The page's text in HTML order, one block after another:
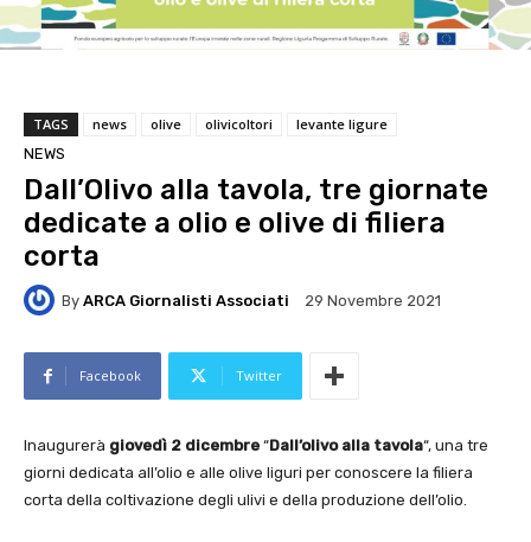
TAGS news olive olivicoltori
levante ligure
NEWS
Dall’Olivo alla tavola, tre giornate
dedicate a olio e olive di filiera
corta
By ARCA Giornalisti Associati 29 Novembre 2021
Facebook Twitter
Inaugurerà giovedì 2 dicembre “Dall’olivo alla tavola“, una tre
giorni dedicata all’olio e alle olive liguri per conoscere la filiera
corta della coltivazione degli ulivi e della produzione dell’olio.